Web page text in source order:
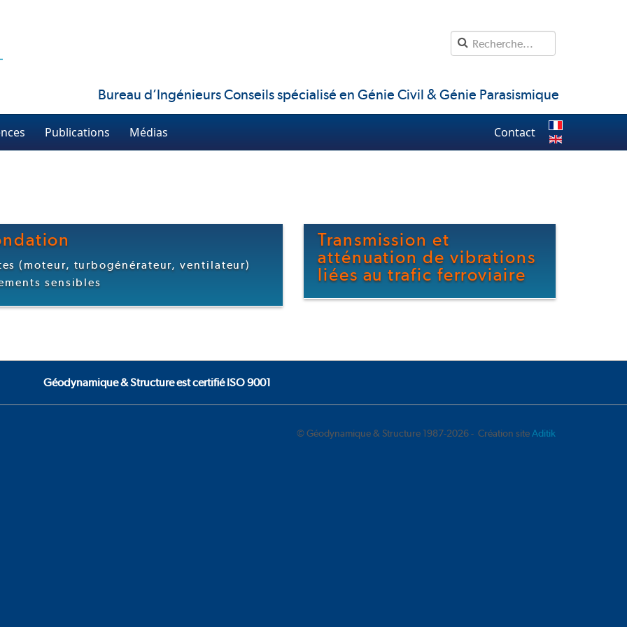
Bureau d’Ingénieurs Conseils spécialisé en Génie Civil & Génie Parasismique
Publications Médias Contact
(moteur, turbogénérateur, ventilateur)
sensibles
Transmission et
atténuation de vibrations
liées au trafic ferroviaire
Géodynamique & Structure est certifié ISO 9001
© Géodynamique & Structure 1987-2026 - Création siteAditik